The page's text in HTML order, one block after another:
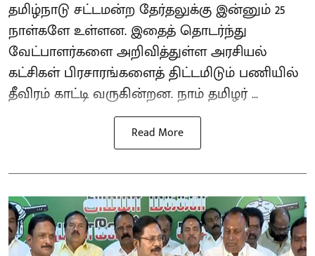
தமிழ்நாடு சட்டமன்ற தேர்தலுக்கு இன்னும் 25
நாள்களே உள்ளன. இதைத் தொடர்ந்து
வேட்பாளர்களை அறிவித்துள்ள அரசியல்
கட்சிகள் பிரசாரங்களைத் திட்டமிடும் பணியில்
தீவிரம் காட்டி வருகின்றன. நாம் தமிழர் ...
Read More